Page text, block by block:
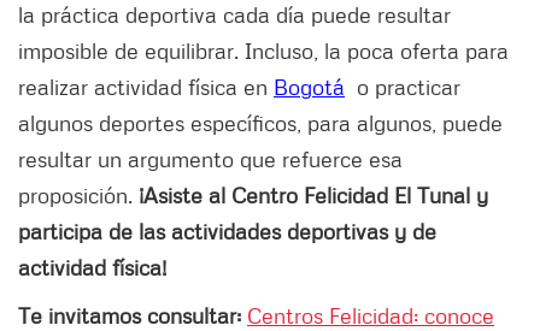
la práctica deportiva cada día puede resultar
imposible de equilibrar. Incluso, la poca oferta para
realizar actividad física en Bogotá o practicar
algunos deportes específicos, para algunos, puede
resultar un argumento que refuerce esa
proposición. ¡Asiste al Centro Felicidad El Tunal y
participa de las actividades deportivas y de
actividad física!
Te invitamos consultar: Centros Felicidad: conoce